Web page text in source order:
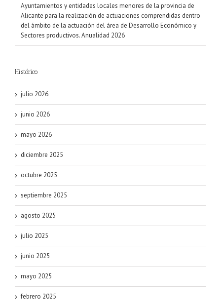
Ayuntamientos y entidades locales menores de la provincia de
Alicante para la realización de actuaciones comprendidas dentro
del ámbito de la actuación del área de Desarrollo Económico y
Sectores productivos. Anualidad 2026
Histórico
julio 2026
junio 2026
mayo 2026
diciembre 2025
octubre 2025
septiembre 2025
agosto 2025
julio 2025
junio 2025
mayo 2025
febrero 2025